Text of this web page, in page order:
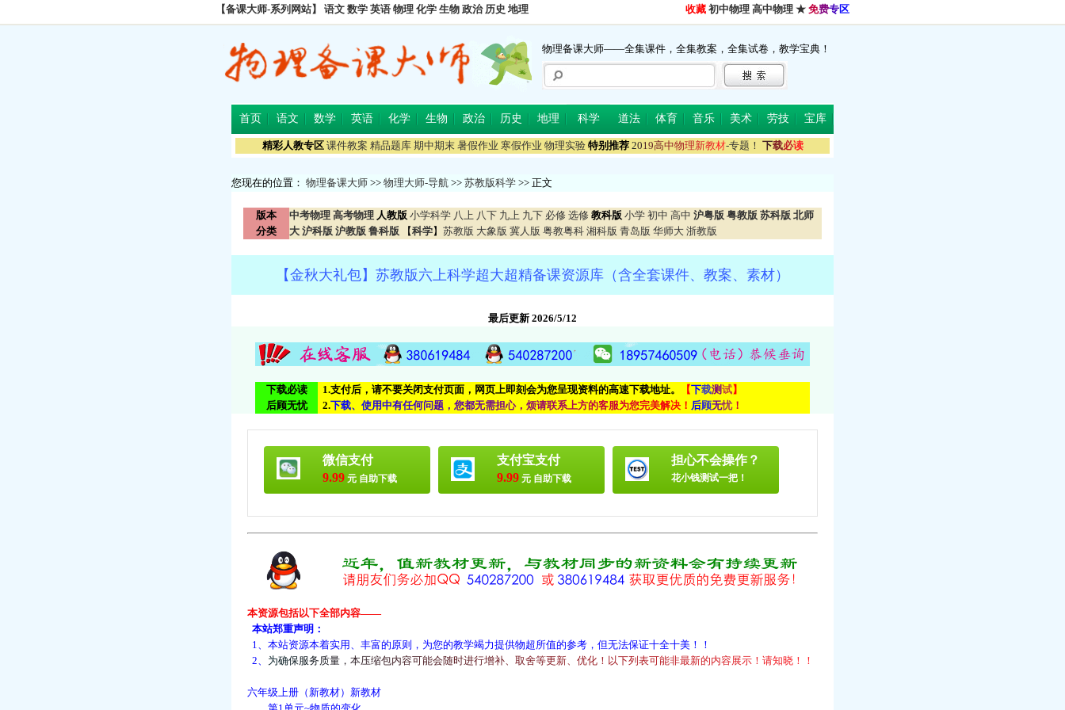
【备课大师-系列网站】 语文 数学 英语 物理 化学 生物 政治 历史 地理 收藏 初中物理 高中物理 ★ 免费专区
物理备课大师——全集课件，全集教案，全集试卷，教学宝典！
首页 语文 数学 英语 化学 生物 政治 历史 地理 科学 道法 体育 音乐 美术 劳技 宝库
精彩人教专区 课件教案 精品题库 期中期末 暑假作业 寒假作业 物理实验 特别推荐 2019高中物理新教材-专题！ 下载必读
您现在的位置： 物理备课大师 >> 物理大师-导航 >> 苏教版科学 >> 正文
版本
分类
中考物理 高考物理 人教版 小学科学 八上 八下 九上 九下 必修 选修 教科版 小学 初中 高中 沪粤版 粤教版 苏科版 北师
大 沪科版 沪教版 鲁科版 【科学】 苏教版 大象版 冀人版 粤教粤科 湘科版 青岛版 华师大 浙教版
【金秋大礼包】苏教版六上科学超大超精备课资源库（含全套课件、教案、素材）
最后更新 2026/5/12
下载必读
后顾无忧
1.支付后，请不要关闭支付页面，网页上即刻会为您呈现资料的高速下载地址。 【下载测试】
2.下载、 使用中有任何问题 ， 您都无需担心， 烦请联系上方的客服为您完美解决 ！ 后顾无忧！
微信支付
9.99 元 自助下载
支付宝支付
9.99 元 自助下载
担心不会操作？
花小钱测试一把！
本资源包括以下全部内容——
本站郑重声明：
1、本站资源本着实用、丰富的原则，为您的教学竭力提供物超所值的参考，但无法保证十全十美！！
2、 为确保服务质量 ， 本压缩包内容可能会随时进行增补、 取舍等更新、 优化 ！ 以下列 表可能非最新的内容展示 ！ 请知晓 ！ ！
六年级上册（新教材）新教材